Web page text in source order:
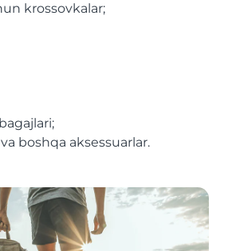
krossovkalar;
boshqa aksessuarlar.